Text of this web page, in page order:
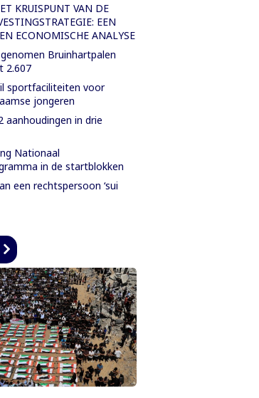
KRUISPUNT VAN DE
EEN
ECONOMISCHE ANALYSE
Bruinhartpalen
2.607
sportfaciliteiten voor
jongeren
aanhoudingen in drie
Nationaal
in de startblokken
een rechtspersoon ‘sui